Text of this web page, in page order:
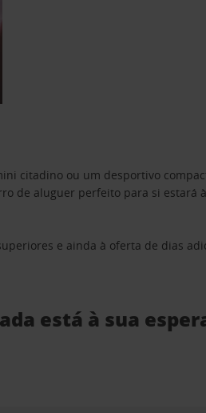
citadino ou um desportivo
de aluguer perfeito para si estará
e ainda à oferta de dias
está à sua